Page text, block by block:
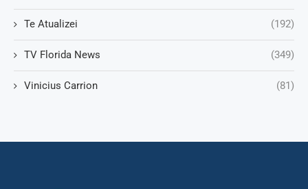
Te Atualizei (192)
TV Florida News (349)
Vinicius Carrion (81)